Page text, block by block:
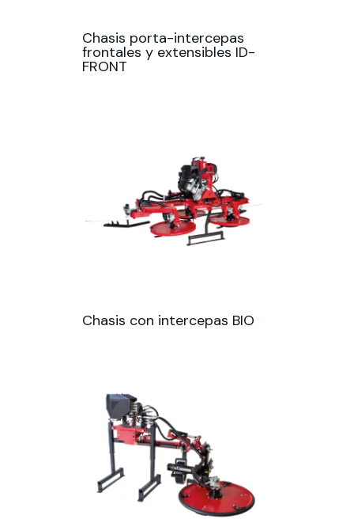
Chasis porta-intercepas
frontales y extensibles ID-
FRONT
Chasis con intercepas BIO